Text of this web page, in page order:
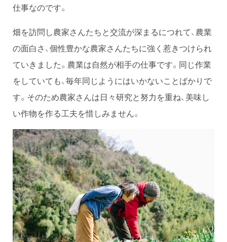
仕事なのです。
畑を訪問し農家さんたちと交流が深まるにつれて、農業
の面白さ、個性豊かな農家さんたちに強く惹きつけられ
ていきました。農業は自然が相手の仕事です。同じ作業
をしていても、毎年同じようにはいかないことばかりで
す。そのため農家さんは日々研究と努力を重ね、美味し
い作物を作る工夫を惜しみません。